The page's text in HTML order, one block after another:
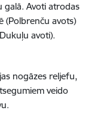
galā. Avoti atrodas
(Polbrenču avots)
avoti).
nogāzes reljefu,
veido